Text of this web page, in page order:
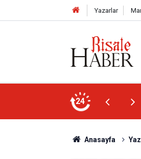
Yazarlar
24
i havaînin kulağına girip dilinden
Anasayfa